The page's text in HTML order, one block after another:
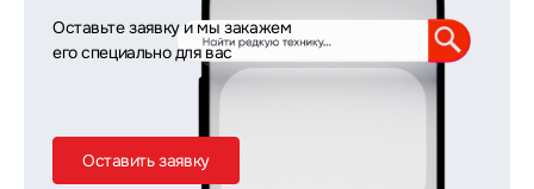
Оставьте заявку и мы закажем
его специально для вас
Оставить заявку